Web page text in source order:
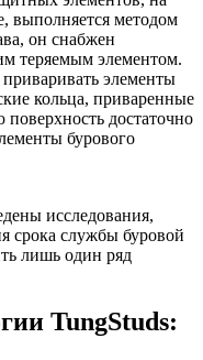
выполняется методом
он снабжен
теряемым элементом.
элементы
кольца, приваренные
достаточно
бурового
исследования,
срока службы буровой
лишь один ряд
TungStuds: